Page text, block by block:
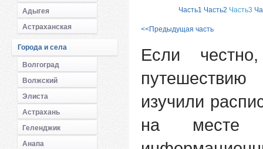
Адыгея
Астраханская
Города и села
Волгоград
Волжский
Элиста
Астрахань
Геленджик
Анапа
Часть1 Часть2 Часть3
<<Предыдущая часть
Если
изучили
на месте